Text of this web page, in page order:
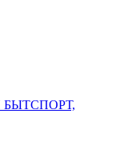
БЫТСПОРТ,